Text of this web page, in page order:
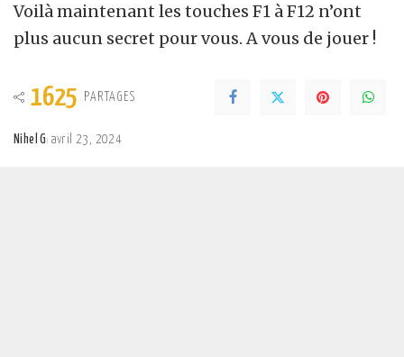
Voilà maintenant les touches F1 à F12 n’ont
plus aucun secret pour vous. A vous de jouer !
1625 PARTAGES
Nihel G avril 23, 2024